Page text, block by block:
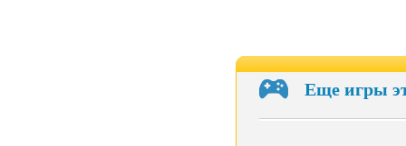
Еще игры